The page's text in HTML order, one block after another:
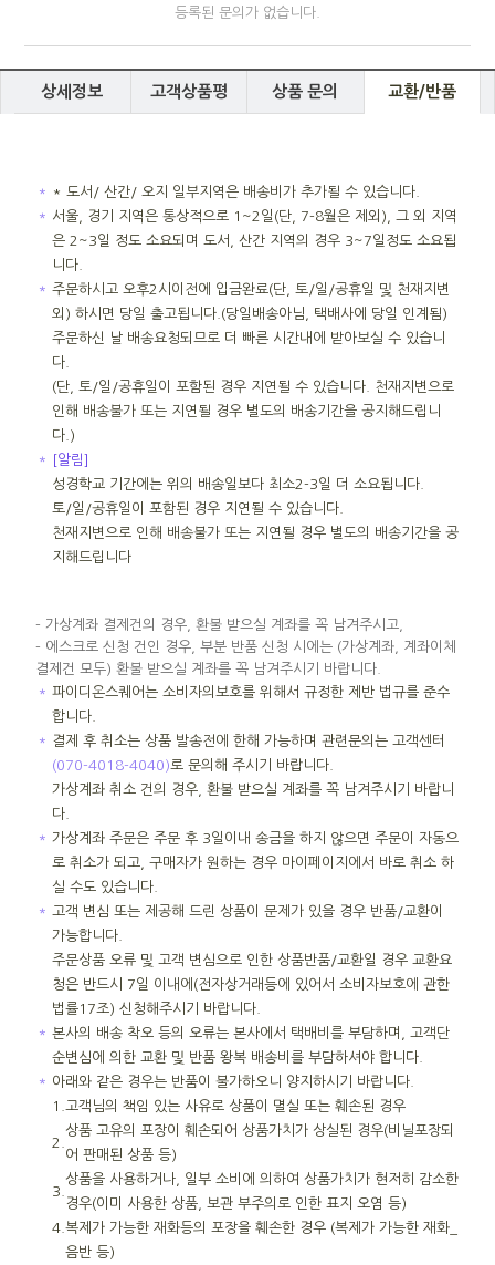
등록된 문의가 없습니다.
상세정보 고객상품평 상품 문의 교환/반품
＊
* 도서/ 산간/ 오지 일부지역은 배송비가 추가될 수 있습니다.
＊ 서울, 경기 지역은 통상적으로 1~2일(단, 7-8월은 제외), 그 외 지역
은 2~3일 정도 소요되며 도서, 산간 지역의 경우 3~7일정도 소요됩
니다.
＊ 주문하시고 오후2시이전에 입금완료(단, 토/일/공휴일 및 천재지변
외) 하시면 당일 출고됩니다.(당일배송아님, 택배사에 당일 인계됨)
주문하신 날 배송요청되므로 더 빠른 시간내에 받아보실 수 있습니
다.
(단, 토/일/공휴일이 포함된 경우 지연될 수 있습니다. 천재지변으로
인해 배송불가 또는 지연될 경우 별도의 배송기간을 공지해드립니
다.)
＊
[알림]
성경학교 기간에는 위의 배송일보다 최소2-3일 더 소요됩니다.
토/일/공휴일이 포함된 경우 지연될 수 있습니다.
천재지변으로 인해 배송불가 또는 지연될 경우 별도의 배송기간을 공
지해드립니다
- 가상계좌 결제건의 경우, 환불 받으실 계좌를 꼭 남겨주시고,
- 에스크로 신청 건인 경우, 부분 반품 신청 시에는 (가상계좌, 계좌이체
결제건 모두) 환불 받으실 계좌를 꼭 남겨주시기 바랍니다.
＊ 파이디온스퀘어는 소비자의보호를 위해서 규정한 제반 법규를 준수
합니다.
＊ 결제 후 취소는 상품 발송전에 한해 가능하며 관련문의는 고객센터
(070-4018-4040)로 문의해 주시기 바랍니다.
가상계좌 취소 건의 경우, 환불 받으실 계좌를 꼭 남겨주시기 바랍니
다.
＊ 가상계좌 주문은 주문 후 3일이내 송금을 하지 않으면 주문이 자동으
로 취소가 되고, 구매자가 원하는 경우 마이페이지에서 바로 취소 하
실 수도 있습니다.
＊ 고객 변심 또는 제공해 드린 상품이 문제가 있을 경우 반품/교환이
가능합니다.
주문상품 오류 및 고객 변심으로 인한 상품반품/교환일 경우 교환요
청은 반드시 7일 이내에(전자상거래등에 있어서 소비자보호에 관한
법률17조) 신청해주시기 바랍니다.
＊ 본사의 배송 착오 등의 오류는 본사에서 택배비를 부담하며, 고객단
순변심에 의한 교환 및 반품 왕복 배송비를 부담하셔야 합니다.
＊ 아래와 같은 경우는 반품이 불가하오니 양지하시기 바랍니다.
1. 고객님의 책임 있는 사유로 상품이 멸실 또는 훼손된 경우
2.
상품 고유의 포장이 훼손되어 상품가치가 상실된 경우(비닐포장되
어 판매된 상품 등)
3.
상품을 사용하거나, 일부 소비에 의하여 상품가치가 현저히 감소한
경우(이미 사용한 상품, 보관 부주의로 인한 표지 오염 등)
4. 복제가 가능한 재화등의 포장을 훼손한 경우 (복제가 가능한 재화_
음반 등)